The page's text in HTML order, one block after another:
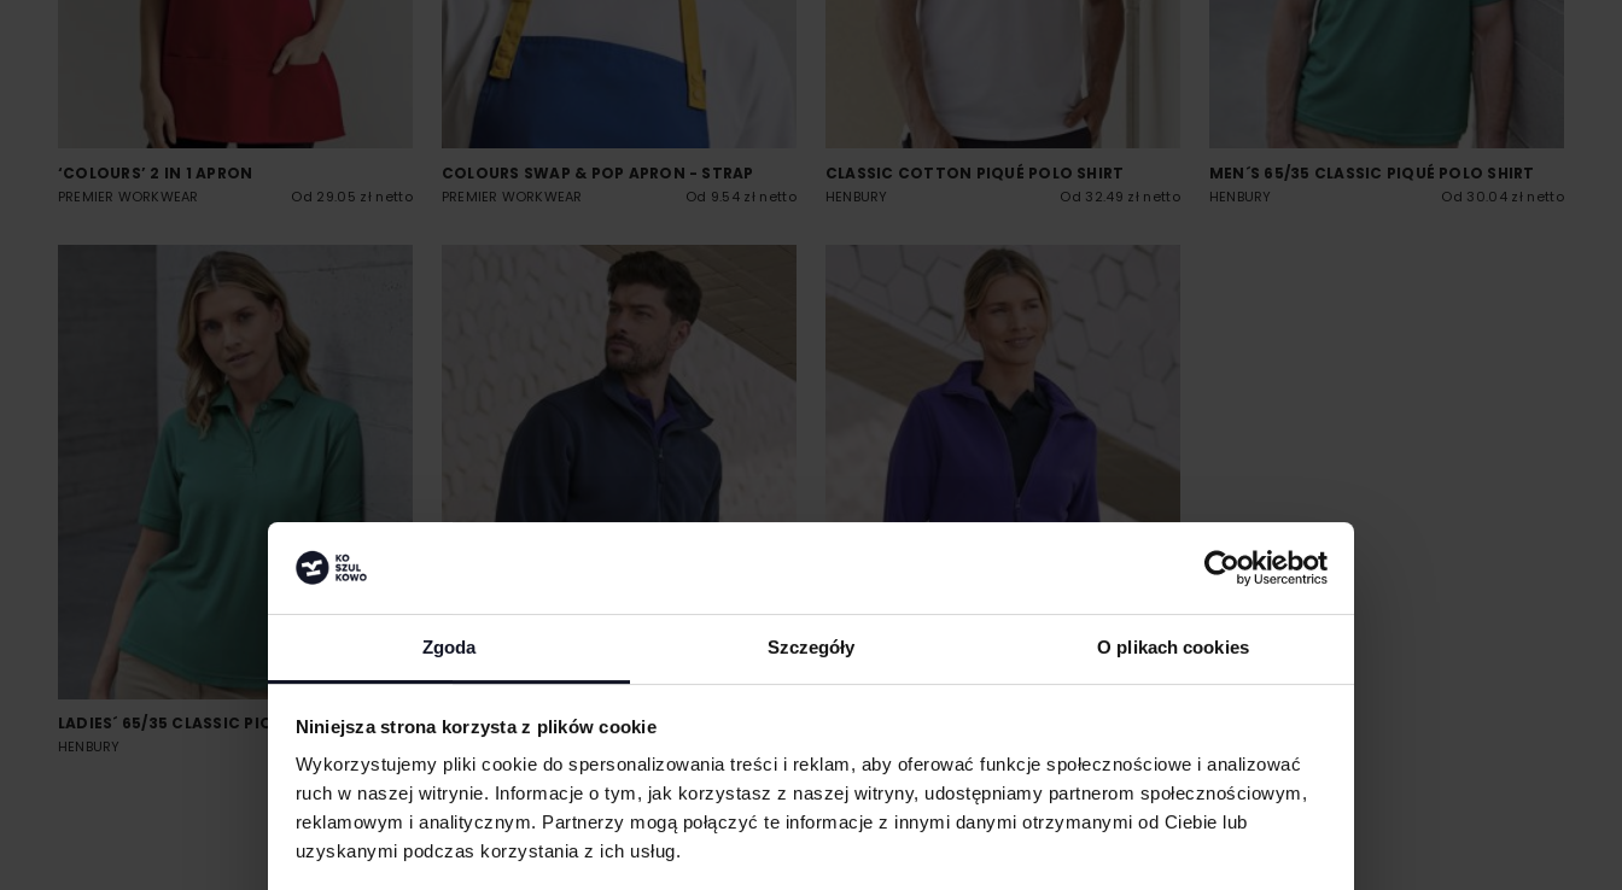
Zgoda Szczegóły O plikach cookies
Niniejsza strona korzysta z plików cookie
Wykorzystujemy pliki cookie do spersonalizowania treści i reklam, aby oferować funkcje społecznościowe i analizować
ruch w naszej witrynie. Informacje o tym, jak korzystasz z naszej witryny, udostępniamy partnerom społecznościowym,
reklamowym i analitycznym. Partnerzy mogą połączyć te informacje z innymi danymi otrzymanymi od Ciebie lub
uzyskanymi podczas korzystania z ich usług.
‘COLOURS’ 2 IN 1 APRON
PREMIER WORKWEAR Od 29.05 zł netto
COLOURS SWAP & POP APRON - STRAP
PREMIER WORKWEAR Od 9.54 zł netto
CLASSIC COTTON PIQUÉ POLO SHIRT
HENBURY Od 32.49 zł netto
MEN´S 65/35 CLASSIC PIQUÉ POLO SHIRT
HENBURY Od 30.04 zł netto
LADIES´ 65/35 CLASSIC PIQUÉ POLO SHIRT
HENBURY
MEN´S MICROFLEECE JACKET